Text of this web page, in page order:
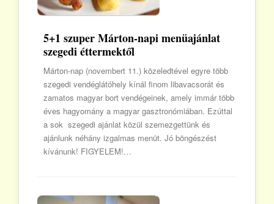
5+1 szuper Márton-napi menüajánlat
szegedi éttermektől
Márton-nap (novembert 11.) közeledtével egyre több
szegedi vendéglátóhely kínál finom libavacsorát és
zamatos magyar bort vendégeinek, amely immár több
éves hagyomány a magyar gasztronómiában. Ezúttal
a sok szegedi ajánlat közül szemezgettünk és
ajánlunk néhány izgalmas menüt. Jó böngészést
kívánunk! FIGYELEM!…